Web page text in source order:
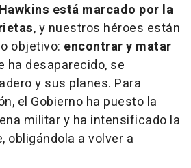
Hawkins está marcado por la
, y nuestros héroes están
objetivo: encontrar y matar
ha desaparecido, se
y sus planes. Para
el Gobierno ha puesto la
militar y ha intensificado la
obligándola a volver a